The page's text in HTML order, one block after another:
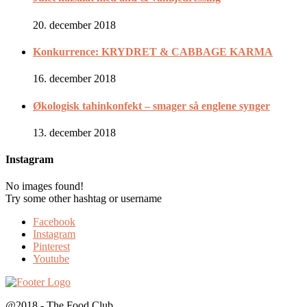
20. december 2018
Konkurrence: KRYDRET & CABBAGE KARMA
16. december 2018
Økologisk tahinkonfekt – smager så englene synger
13. december 2018
Instagram
No images found!
Try some other hashtag or username
Facebook
Instagram
Pinterest
Youtube